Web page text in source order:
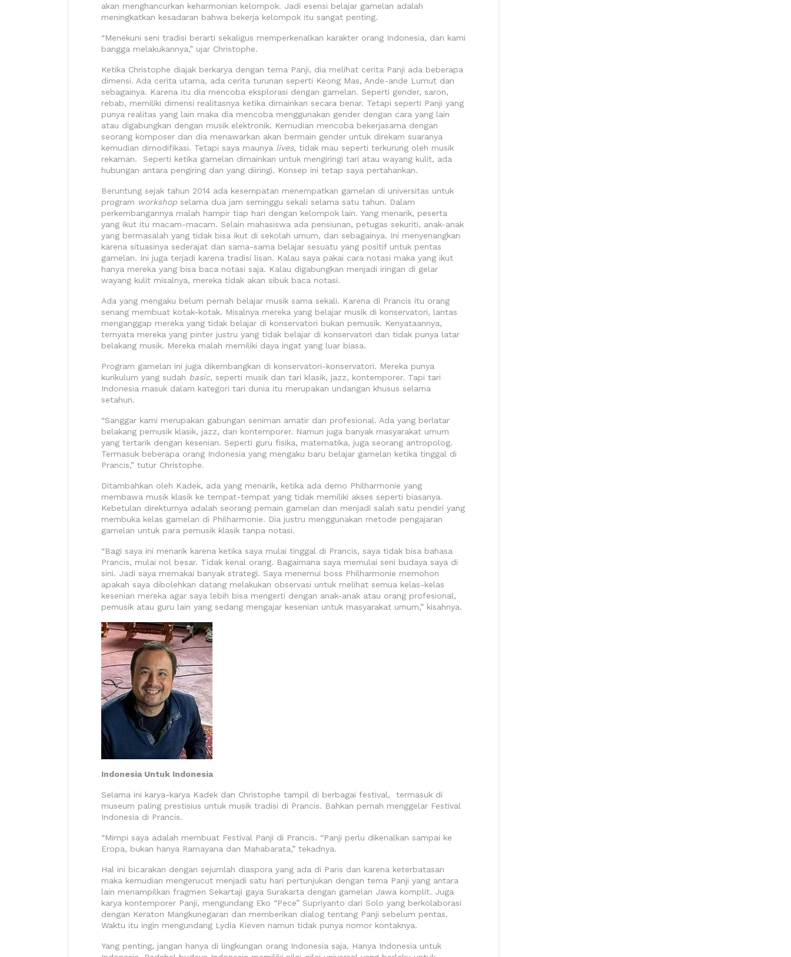
akan menghancurkan keharmonian kelompok. Jadi esensi belajar gamelan adalah
meningkatkan kesadaran bahwa bekerja kelompok itu sangat penting.
“Menekuni seni tradisi berarti sekaligus memperkenalkan karakter orang Indonesia, dan kami
bangga melakukannya,” ujar Christophe.
Ketika Christophe diajak berkarya dengan tema Panji, dia melihat cerita Panji ada beberapa
dimensi. Ada cerita utama, ada cerita turunan seperti Keong Mas, Ande-ande Lumut dan
sebagainya. Karena itu dia mencoba eksplorasi dengan gamelan. Seperti gender, saron,
rebab, memiliki dimensi realitasnya ketika dimainkan secara benar. Tetapi seperti Panji yang
punya realitas yang lain maka dia mencoba menggunakan gender dengan cara yang lain
atau digabungkan dengan musik elektronik. Kemudian mencoba bekerjasama dengan
seorang komposer dan dia menawarkan akan bermain gender untuk direkam suaranya
kemudian dimodifikasi. Tetapi saya maunya lives, tidak mau seperti terkurung oleh musik
rekaman. Seperti ketika gamelan dimainkan untuk mengiringi tari atau wayang kulit, ada
hubungan antara pengiring dan yang diiringi. Konsep ini tetap saya pertahankan.
Beruntung sejak tahun 2014 ada kesempatan menempatkan gamelan di universitas untuk
program workshop selama dua jam seminggu sekali selama satu tahun. Dalam
perkembangannya malah hampir tiap hari dengan kelompok lain. Yang menarik, peserta
yang ikut itu macam-macam. Selain mahasiswa ada pensiunan, petugas sekuriti, anak-anak
yang bermasalah yang tidak bisa ikut di sekolah umum, dan sebagainya. Ini menyenangkan
karena situasinya sederajat dan sama-sama belajar sesuatu yang positif untuk pentas
gamelan. Ini juga terjadi karena tradisi lisan. Kalau saya pakai cara notasi maka yang ikut
hanya mereka yang bisa baca notasi saja. Kalau digabungkan menjadi iringan di gelar
wayang kulit misalnya, mereka tidak akan sibuk baca notasi.
Ada yang mengaku belum pernah belajar musik sama sekali. Karena di Prancis itu orang
senang membuat kotak-kotak. Misalnya mereka yang belajar musik di konservatori, lantas
menganggap mereka yang tidak belajar di konservatori bukan pemusik. Kenyataannya,
ternyata mereka yang pinter justru yang tidak belajar di konservatori dan tidak punya latar
belakang musik. Mereka malah memiliki daya ingat yang luar biasa.
Program gamelan ini juga dikembangkan di konservatori-konservatori. Mereka punya
kurikulum yang sudah basic, seperti musik dan tari klasik, jazz, kontemporer. Tapi tari
Indonesia masuk dalam kategori tari dunia itu merupakan undangan khusus selama
setahun.
“Sanggar kami merupakan gabungan seniman amatir dan profesional. Ada yang berlatar
belakang pemusik klasik, jazz, dan kontemporer. Namun juga banyak masyarakat umum
yang tertarik dengan kesenian. Seperti guru fisika, matematika, juga seorang antropolog.
Termasuk beberapa orang Indonesia yang mengaku baru belajar gamelan ketika tinggal di
Prancis,” tutur Christophe.
Ditambahkan oleh Kadek, ada yang menarik, ketika ada demo Philharmonie yang
membawa musik klasik ke tempat-tempat yang tidak memiliki akses seperti biasanya.
Kebetulan direkturnya adalah seorang pemain gamelan dan menjadi salah satu pendiri yang
membuka kelas gamelan di Philharmonie. Dia justru menggunakan metode pengajaran
gamelan untuk para pemusik klasik tanpa notasi.
“Bagi saya ini menarik karena ketika saya mulai tinggal di Prancis, saya tidak bisa bahasa
Prancis, mulai nol besar. Tidak kenal orang. Bagaimana saya memulai seni budaya saya di
sini. Jadi saya memakai banyak strategi. Saya menemui boss Philharmonie memohon
apakah saya dibolehkan datang melakukan observasi untuk melihat semua kelas-kelas
kesenian mereka agar saya lebih bisa mengerti dengan anak-anak atau orang profesional,
pemusik atau guru lain yang sedang mengajar kesenian untuk masyarakat umum,” kisahnya.
Indonesia Untuk Indonesia
Selama ini karya-karya Kadek dan Christophe tampil di berbagai festival, termasuk di
museum paling prestisius untuk musik tradisi di Prancis. Bahkan pernah menggelar Festival
Indonesia di Prancis.
“Mimpi saya adalah membuat Festival Panji di Prancis. “Panji perlu dikenalkan sampai ke
Eropa, bukan hanya Ramayana dan Mahabarata,” tekadnya.
Hal ini bicarakan dengan sejumlah diaspora yang ada di Paris dan karena keterbatasan
maka kemudian mengerucut menjadi satu hari pertunjukan dengan tema Panji yang antara
lain menampilkan fragmen Sekartaji gaya Surakarta dengan gamelan Jawa komplit. Juga
karya kontemporer Panji, mengundang Eko “Pece” Supriyanto dari Solo yang berkolaborasi
dengan Keraton Mangkunegaran dan memberikan dialog tentang Panji sebelum pentas.
Waktu itu ingin mengundang Lydia Kieven namun tidak punya nomor kontaknya.
Yang penting, jangan hanya di lingkungan orang Indonesia saja. Hanya Indonesia untuk